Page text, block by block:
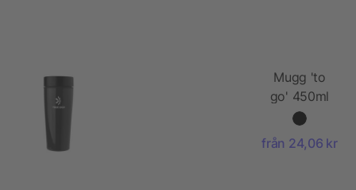
Mugg 'to
go' 450ml
från 24,06 kr